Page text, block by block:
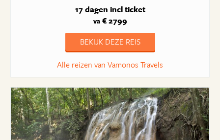
17 dagen incl ticket
va€ 2799
BEKIJK DEZE REIS
Alle reizen van Vamonos Travels